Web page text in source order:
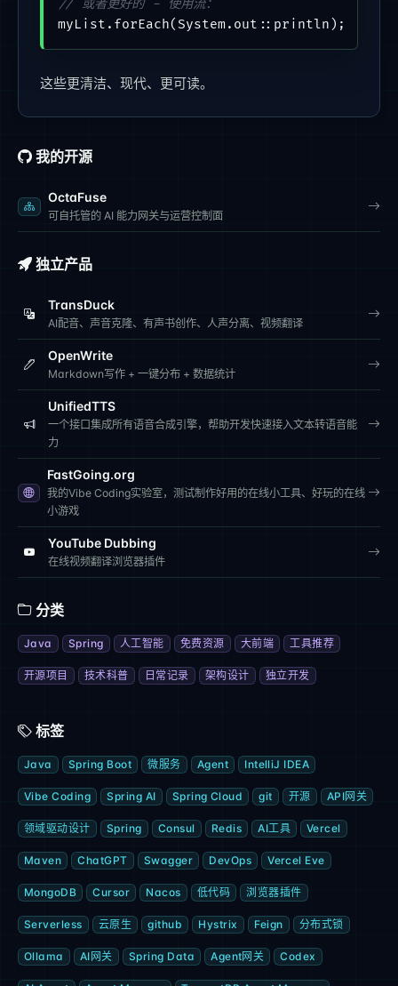
// 或者更好的 - 使用流：
这些更清洁、现代、更可读。
我的开源
OctaFuse
可自托管的 AI 能力网关与运营控制面
独立产品
TransDuck
AI配音、声音克隆、有声书创作、人声分离、视频翻译
OpenWrite
Markdown写作 + 一键分布 + 数据统计
UnifiedTTS
一个接口集成所有语音合成引擎，帮助开发快速接入文本转语音能
力
FastGoing.org
我的Vibe Coding实验室，测试制作好用的在线小工具、好玩的在线
小游戏
YouTube Dubbing
在线视频翻译浏览器插件
分类
Java Spring 人工智能 免费资源 大前端 工具推荐
开源项目 技术科普 日常记录 架构设计 独立开发
标签
Java Spring Boot 微服务 Agent IntelliJ IDEA
Vibe Coding Spring AI Spring Cloud git 开源 API网关
领域驱动设计 Spring Consul Redis AI工具 Vercel
Maven ChatGPT Swagger DevOps Vercel Eve
MongoDB Cursor Nacos 低代码 浏览器插件
Serverless 云原生 github Hystrix Feign 分布式锁
Ollama AI网关 Spring Data Agent网关 Codex